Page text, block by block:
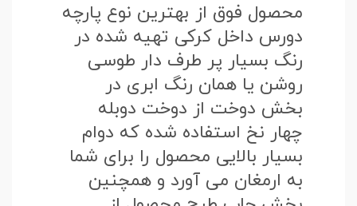
محصول فوق از بهترین نوع پارچه
دورس داخل کرکی تهیه شده در
رنگ بسیار پر طرف دار طوسی
روشن یا همان رنگ ابری در
بخش دوخت از دوخت دوبله
چهار نخ استفاده شده که دوام
بسیار بالایی محصول را برای شما
به ارمغان می آورد و همچنین